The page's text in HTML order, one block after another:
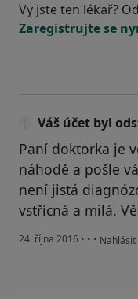
Vy jste ten lékař?
Zaregistrujte se
Váš účet byl
Paní doktorka je
náhodě a pošle
není jistá
vstřícná a milá.
24. října 2016 • • • podle